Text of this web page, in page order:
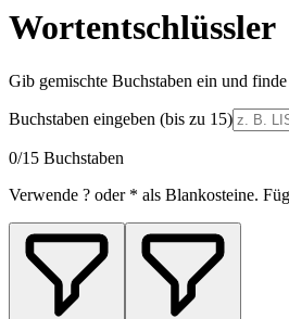
Wortentschlüssler
Gib gemischte Buchstaben ein und
Buchstaben eingeben (bis zu 15)
0/15 Buchstaben
Verwende ? oder * als Blankosteine.